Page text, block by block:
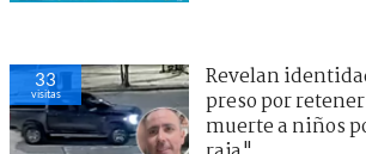
33
visitas
Revelan
preso por
muerte a niños